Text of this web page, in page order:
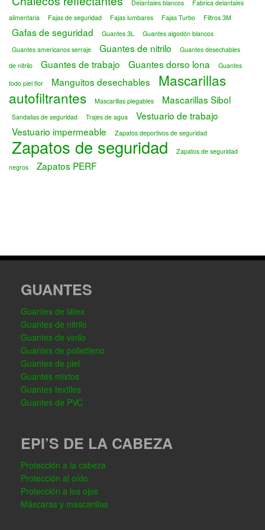
Delantales blancos
Fabrica delantales
alimentaria
Fajas de seguridad Fajas lumbares Fajas Turbo Filtros 3M
Gafas de seguridad Guantes 3L
Guantes algodón blancos
Guantes americanos serraje
Guantes de nitrilo
Guantes desechables
de nitrilo
Guantes de trabajo Guantes dorso lona
Guantes
todo piel flor
Manguitos desechables
Mascarillas
autofiltrantes
Mascarillas plegables Mascarillas Sibol
Sandalias de seguridad Trajes de agua
Vestuario de trabajo
Vestuario impermeable
Zapatos deportivos de seguridad
Zapatos de seguridad
Zapatos de seguridad
negros
Zapatos PERF
GUANTES
Guantes de látex
Guantes de nitrilo
Guantes de vinilo
Guantes de polietileno
Guantes de piel
Guantes mixtos
Guantes textiles
Guantes de PVC
EPI’S DE LA CABEZA
Protección a la cabeza
Protección al oído
Protección a los ojos
Máscaras y mascarillas